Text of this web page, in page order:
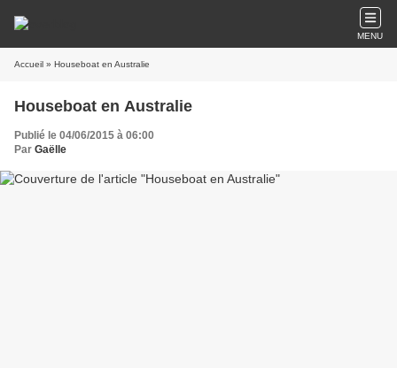
MENU
Accueil » Houseboat en Australie
Houseboat en Australie
Publié le 04/06/2015 à 06:00
Par Gaëlle